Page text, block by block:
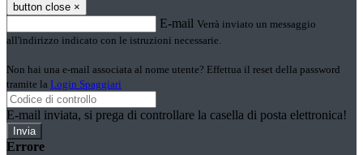
button close ×
E-mail Verrà inviato un messaggio
all'indirizzo indicato con le istruzioni necessarie.
Non hai una e-mail associata al nome utente? Effettua il reset della password
tramite la Login Spaggiari
E-mail inviata, si prega di controllare la casella di posta elettronica!
Errore